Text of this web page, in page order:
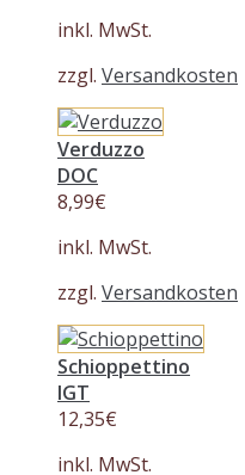
inkl. MwSt.
zzgl. Versandkosten
Verduzzo
DOC
8,99€
inkl. MwSt.
zzgl. Versandkosten
Schioppettino
IGT
12,35€
inkl. MwSt.